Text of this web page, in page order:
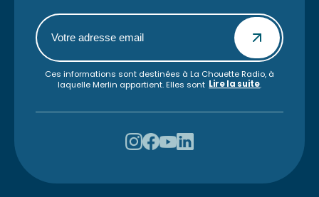
Ces informations sont destinées à La Chouette Radio, à
laquelle Merlin appartient. Elles sont Lire la suite.